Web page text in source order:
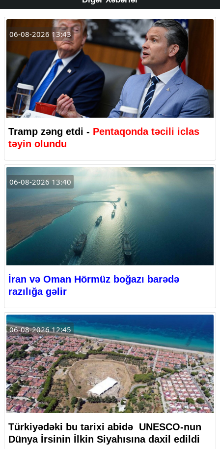
06-08-2026 13:43
Tramp zəng etdi - Pentaqonda təcili iclas
təyin olundu
06-08-2026 13:40
İran və Oman Hörmüz boğazı barədə
razılığa gəlir
06-08-2026 12:45
Türkiyədəki bu tarixi abidə UNESCO-nun
Dünya İrsinin İlkin Siyahısına daxil edildi